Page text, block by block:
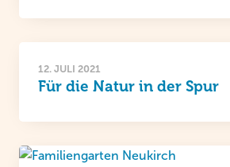
12. JULI 2021
Für die Natur in der Spur